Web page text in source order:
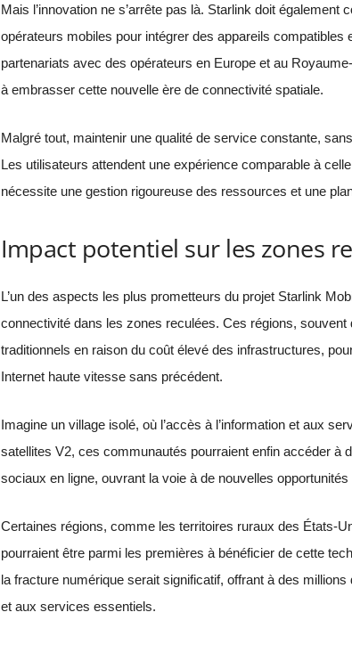
Mais l’innovation ne s’arrête pas là. Starlink doit également
opérateurs mobiles pour intégrer des appareils compatibles
partenariats avec des opérateurs en Europe et au
à embrasser cette nouvelle ère de connectivité spatiale.
Malgré tout, maintenir une qualité de service constante,
Les utilisateurs attendent une expérience comparable à
nécessite une gestion rigoureuse des ressources et une
Impact potentiel sur les zones
L’un des aspects les plus prometteurs du projet Starlink
connectivité dans les zones reculées. Ces régions, souvent
traditionnels en raison du coût élevé des infrastructures,
Internet haute vitesse sans précédent.
Imagine un village isolé, où l’accès à l’information et aux
satellites V2, ces communautés pourraient enfin accéder à
sociaux en ligne, ouvrant la voie à de nouvelles
Certaines régions, comme les territoires ruraux des États-
pourraient être parmi les premières à bénéficier de cette
la fracture numérique serait significatif, offrant à des
et aux services essentiels.